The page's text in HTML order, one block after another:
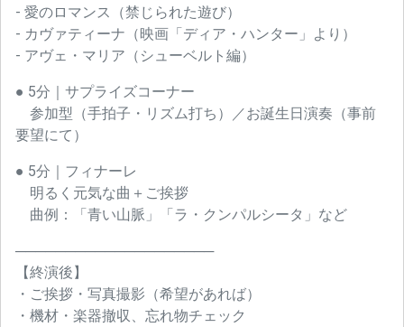
- 愛のロマンス（禁じられた遊び）
- カヴァティーナ（映画「ディア・ハンター」より）
- アヴェ・マリア（シューベルト編）
● 5分｜サプライズコーナー
参加型（手拍子・リズム打ち）／お誕生日演奏（事前
要望にて）
● 5分｜フィナーレ
明るく元気な曲＋ご挨拶
曲例：「青い山脈」「ラ・クンパルシータ」など
────────────────────
【終演後】
・ご挨拶・写真撮影（希望があれば）
・機材・楽器撤収、忘れ物チェック